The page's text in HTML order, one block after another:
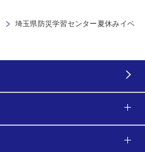
埼玉県防災学習センター夏休みイベ